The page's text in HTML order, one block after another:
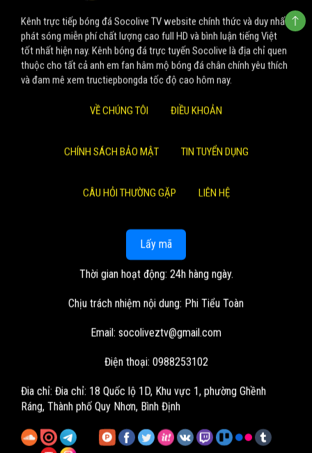
Kênh trực tiếp bóng đá Socolive TV website chính thức và duy nhất
phát sóng miễn phí chất lượng cao full HD và bình luận tiếng Việt
tốt nhất hiện nay. Kênh bóng đá trực tuyến Socolive là địa chỉ quen
thuộc cho tất cả anh em fan hâm mộ bóng đá chân chính yêu thích
và đam mê xem tructiepbongda tốc độ cao hôm nay.
VỀ CHÚNG TÔI ĐIỀU KHOẢN
CHÍNH SÁCH BẢO MẬT TIN TUYỂN DỤNG
CÂU HỎI THƯỜNG GẶP LIÊN HỆ
Lấy mã
Thời gian hoạt động: 24h hàng ngày.
Chịu trách nhiệm nội dung: Phi Tiểu Toàn
Email: socoliveztv@gmail.com
Điện thoại: 0988253102
Đia chỉ: Đia chỉ: 18 Quốc lộ 1D, Khu vực 1, phường Ghềnh
Ráng, Thành phố Quy Nhơn, Bình Định